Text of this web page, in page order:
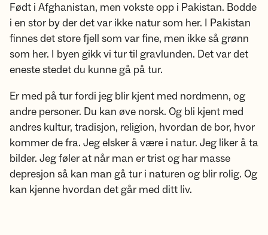
Født i Afghanistan, men vokste opp i Pakistan. Bodde
i en stor by der det var ikke natur som her. I Pakistan
finnes det store fjell som var fine, men ikke så grønn
som her. I byen gikk vi tur til gravlunden. Det var det
eneste stedet du kunne gå på tur.
Er med på tur fordi jeg blir kjent med nordmenn, og
andre personer. Du kan øve norsk. Og bli kjent med
andres kultur, tradisjon, religion, hvordan de bor, hvor
kommer de fra. Jeg elsker å være i natur. Jeg liker å ta
bilder. Jeg føler at når man er trist og har masse
depresjon så kan man gå tur i naturen og blir rolig. Og
kan kjenne hvordan det går med ditt liv.